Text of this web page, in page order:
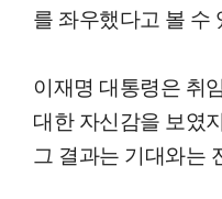
를 좌우했다고 볼 수
이재명 대통령은 취
대한 자신감을 보였
그 결과는 기대와는